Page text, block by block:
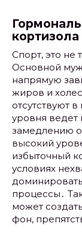
кортизола
Спорт, это не
Основной
напрямую
жиров и
отсутствуют
уровня ведет
замедлению
высокий
избыточный
условиях
процессы․
может
фон,